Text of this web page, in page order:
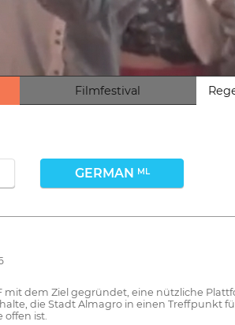
Filmfestival
GERMAN ML
mit dem Ziel gegründet, eine nützliche
die Stadt Almagro in einen Treffpunkt
offen ist.